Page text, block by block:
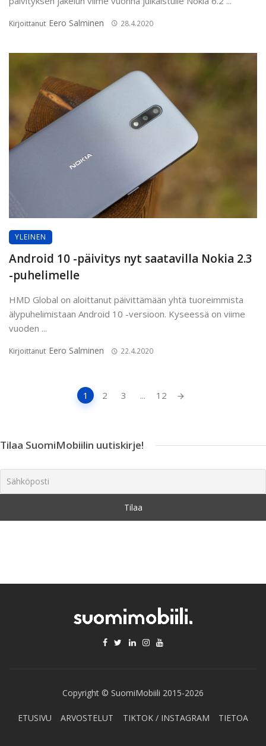
Kirjoittanut Eero Salminen 28.4.2020
YLEINEN
Android 10 -päivitys nyt saatavilla Nokia 2.3
-puhelimelle
HMD Global on aloittanut päivittämään yhtä tuoreimmista
älypuhelimistaan Android 10 -versioon. Kyseessä on viime
vuoden ...
Kirjoittanut Eero Salminen 22.4.2020
1 2 3 ... 12
Tilaa SuomiMobiilin uutiskirje!
Copyright © SuomiMobiili 2015-2026
ETUSIVU ARVOSTELUT TIKTOK / INSTAGRAM TIETOA